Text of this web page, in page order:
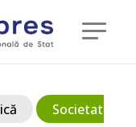
Societate